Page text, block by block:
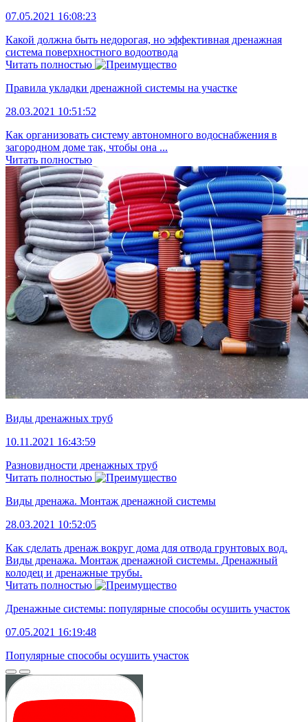
07.05.2021 16:08:23
Какой должна быть недорогая, но эффективная дренажная
система поверхностного водоотвода
Читать полностью
Правила укладки дренажной системы на участке
28.03.2021 10:51:52
Как организовать систему автономного водоснабжения в
загородном доме так, чтобы она ...
Читать полностью
Виды дренажных труб
10.11.2021 16:43:59
Разновидности дренажных труб
Читать полностью
Виды дренажа. Монтаж дренажной системы
28.03.2021 10:52:05
Как сделать дренаж вокруг дома для отвода грунтовых вод.
Виды дренажа. Монтаж дренажной системы. Дренажный
колодец и дренажные трубы.
Читать полностью
Дренажные системы: популярные способы осушить участок
07.05.2021 16:19:48
Популярные способы осушить участок